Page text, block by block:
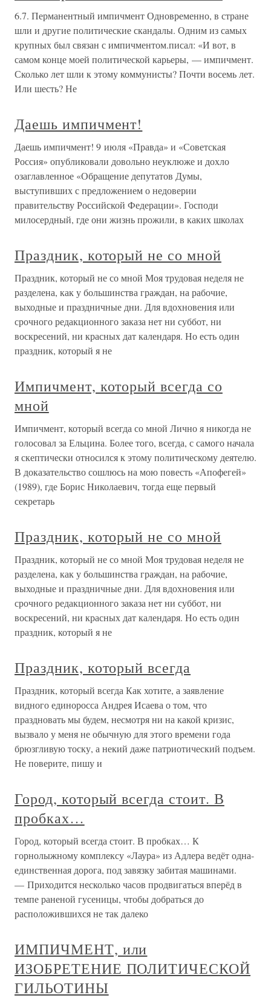
6.7. Перманентный импичмент Одновременно, в стране
шли и другие политические скандалы. Одним из самых
крупных был связан с импичментом.писал: «И вот, в
самом конце моей политической карьеры, — импичмент.
Сколько лет шли к этому коммунисты? Почти восемь лет.
Или шесть? Не
Даешь импичмент!
Даешь импичмент! 9 июля «Правда» и «Советская
Россия» опубликовали довольно неуклюже и дохло
озаглавленное «Обращение депутатов Думы,
выступивших с предложением о недоверии
правительству Российской Федерации». Господи
милосердный, где они жизнь прожили, в каких школах
Праздник, который не со мной
Праздник, который не со мной Моя трудовая неделя не
разделена, как у большинства граждан, на рабочие,
выходные и праздничные дни. Для вдохновения или
срочного редакционного заказа нет ни суббот, ни
воскресений, ни красных дат календаря. Но есть один
праздник, который я не
Импичмент, который всегда со
мной
Импичмент, который всегда со мной Лично я никогда не
голосовал за Ельцина. Более того, всегда, с самого начала
я скептически относился к этому политическому деятелю.
В доказательство сошлюсь на мою повесть «Апофегей»
(1989), где Борис Николаевич, тогда еще первый
секретарь
Праздник, который не со мной
Праздник, который не со мной Моя трудовая неделя не
разделена, как у большинства граждан, на рабочие,
выходные и праздничные дни. Для вдохновения или
срочного редакционного заказа нет ни суббот, ни
воскресений, ни красных дат календаря. Но есть один
праздник, который я не
Праздник, который всегда
Праздник, который всегда Как хотите, а заявление
видного единоросса Андрея Исаева о том, что
праздновать мы будем, несмотря ни на какой кризис,
вызвало у меня не обычную для этого времени года
брюзгливую тоску, а некий даже патриотический подъем.
Не поверите, пишу и
Город, который всегда стоит. В
пробках…
Город, который всегда стоит. В пробках… К
горнолыжному комплексу «Лаура» из Адлера ведёт одна-
единственная дорога, под завязку забитая машинами.
— Приходится несколько часов продвигаться вперёд в
темпе раненой гусеницы, чтобы добраться до
расположившихся не так далеко
ИМПИЧМЕНТ, или
ИЗОБРЕТЕНИЕ ПОЛИТИЧЕСКОЙ
ГИЛЬОТИНЫ